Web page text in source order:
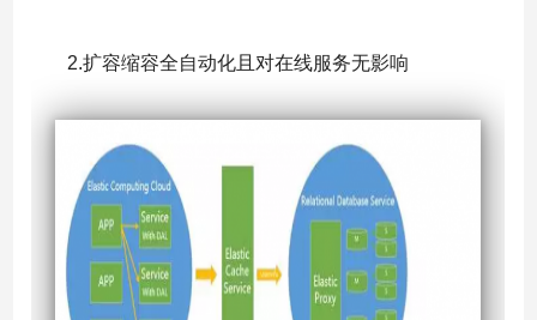
2.扩容缩容全自动化且对在线服务无影响